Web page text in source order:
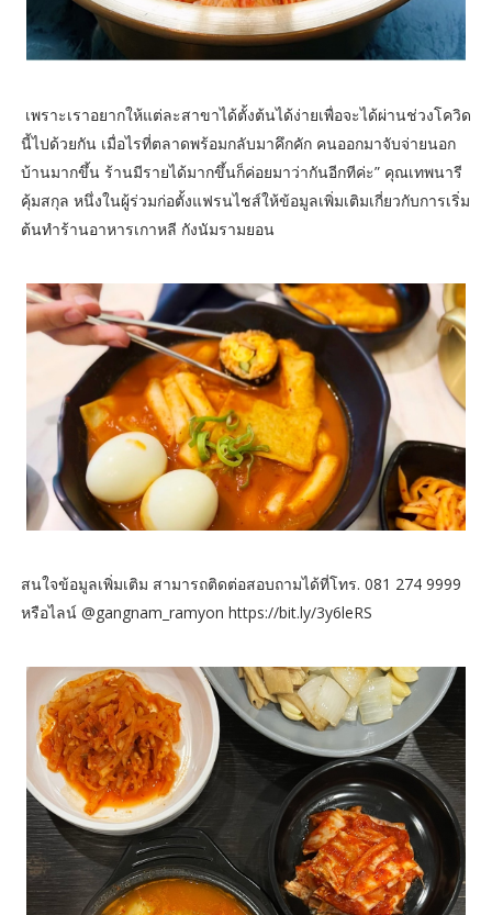
เพราะเราอยากให้แต่ละสาขาได้ตั้งต้นได้ง่ายเพื่อจะได้ผ่านช่วงโควิด
นี้ไปด้วยกัน เมื่อไรที่ตลาดพร้อมกลับมาคึกคัก คนออกมาจับจ่ายนอก
บ้านมากขึ้น ร้านมีรายได้มากขึ้นก็ค่อยมาว่ากันอีกทีค่ะ” คุณเทพนารี
คุ้มสกุล หนึ่งในผู้ร่วมก่อตั้งแฟรนไชส์ให้ข้อมูลเพิ่มเติมเกี่ยวกับการเริ่ม
ต้นทำร้านอาหารเกาหลี กังนัมรามยอน
สนใจข้อมูลเพิ่มเติม สามารถติดต่อสอบถามได้ที่โทร. 081 274 9999
หรือไลน์ @gangnam_ramyon https://bit.ly/3y6leRS